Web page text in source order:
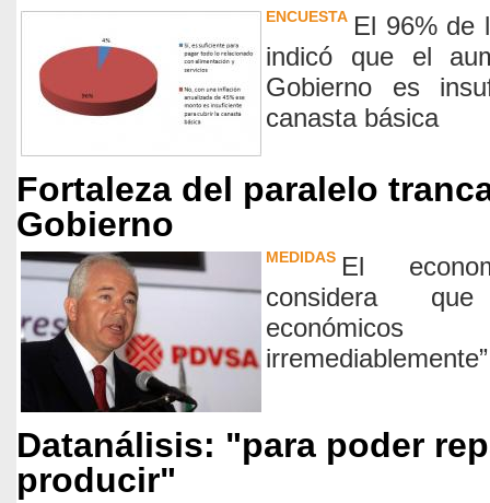
ENCUESTA El 96% de
indicó que el
Gobierno es
canasta básica
Fortaleza del paralelo
Gobierno
MEDIDAS El
considera
irremediablemente”
Datanálisis: "para poder
producir"